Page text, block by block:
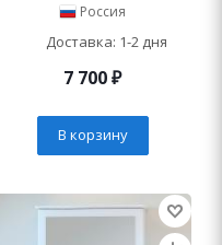
Россия
Доставка: 1-2 дня
7 700₽
В корзину